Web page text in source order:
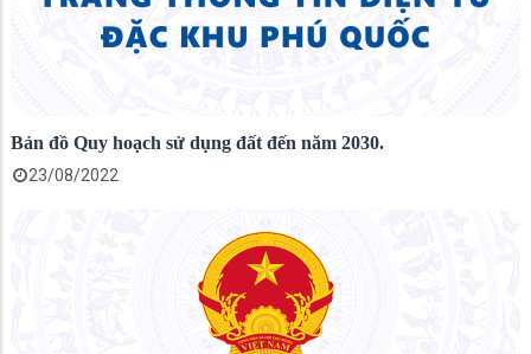
Bản đồ Quy hoạch sử dụng đất đến năm 2030.
23/08/2022